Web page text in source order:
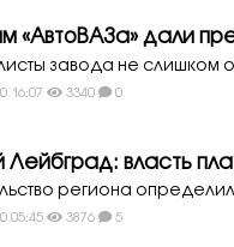
«АвтоВАЗа» дали
завода не слишком
16:07 3340 0
Лейбград: власть
региона
05:45 3876 5